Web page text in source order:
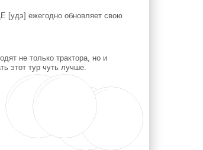
[удэ] ежегодно обновляет свою
не только трактора, но и
этот тур чуть лучше.